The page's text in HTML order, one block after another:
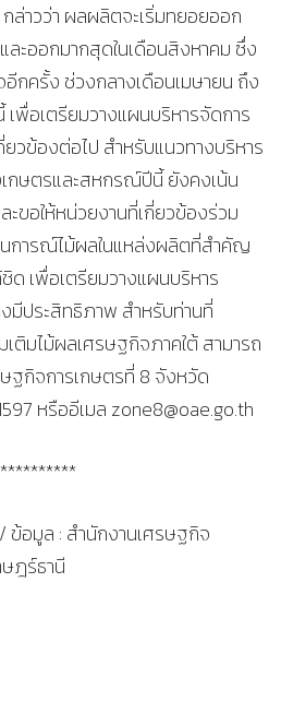
กล่าวว่า ผลผลิตจะเริ่มทยอยออก
ะออกมากสุดในเดือนสิงหาคม ซึ่ง
กครั้ง ช่วงกลางเดือนเมษายน ถึง
เพื่อเตรียมวางแผนบริหารจัดการ
วข้องต่อไป สำหรับแนวทางบริหาร
กษตรและสหกรณ์ปีนี้ ยังคงเน้น
ขอให้หน่วยงานที่เกี่ยวข้องร่วม
การณ์ไม้ผลในแหล่งผลิตที่สำคัญ
ด เพื่อเตรียมวางแผนบริหาร
มีประสิทธิภาพ สำหรับท่านที่
ติมไม้ผลเศรษฐกิจภาคใต้ สามารถ
ฐกิจการเกษตรที่ 8 จังหวัด
หรืออีเมล zone8@oae.go.th
อมูล : สำนักงานเศรษฐกิจ
ฎร์ธานี